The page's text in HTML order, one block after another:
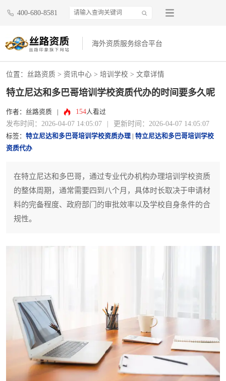
400-680-8581
海外资质服务综合平台
位置： 丝路资质 > 资讯中心 > 培训学校 > 文章详情
特立尼达和多巴哥培训学校资质代办的时间要多久呢
作者：丝路资质 154人看过
发布时间：2026-04-07 14:05:07 更新时间：2026-04-07 14:05:07
标签： 特立尼达和多巴哥培训学校资质办理
特立尼达和多巴哥培训学校
资质代办
在特立尼达和多巴哥，通过专业代办机构办理培训学校资质
的整体周期，通常需要四到八个月，具体时长取决于申请材
料的完备程度、政府部门的审批效率以及学校自身条件的合
规性。